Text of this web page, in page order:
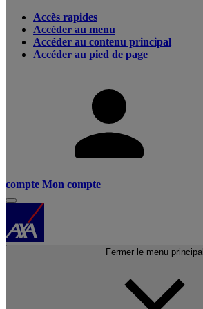
Accès rapides
Accéder au menu
Accéder au contenu principal
Accéder au pied de page
compte Mon compte
Fermer le menu principal